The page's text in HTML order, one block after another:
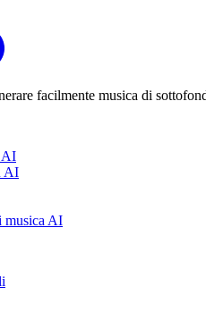
facilmente musica di
AI
AI
musica AI